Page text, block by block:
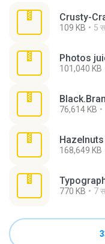
Crusty-
109 KB 5
Photos
101,040 KB
76,614 KB
168,649 KB
770 KB 7